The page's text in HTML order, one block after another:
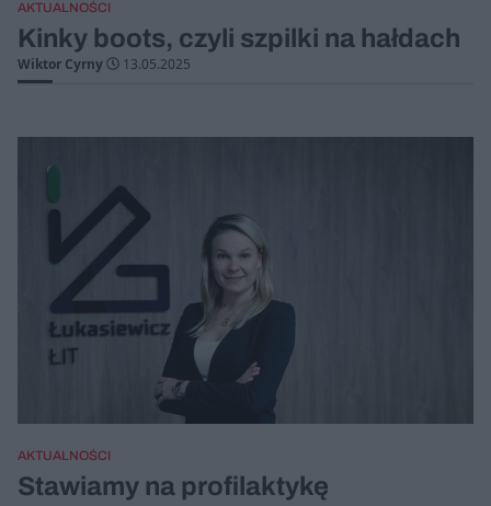
AKTUALNOŚCI
Kinky boots, czyli szpilki na hałdach
Wiktor Cyrny 13.05.2025
AKTUALNOŚCI
Stawiamy na profilaktykę